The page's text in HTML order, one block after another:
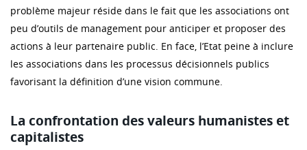
problème majeur réside dans le fait que les associations ont
peu d’outils de management pour anticiper et proposer des
actions à leur partenaire public. En face, l’Etat peine à inclure
les associations dans les processus décisionnels publics
favorisant la définition d’une vision commune.
La confrontation des valeurs humanistes et
capitalistes